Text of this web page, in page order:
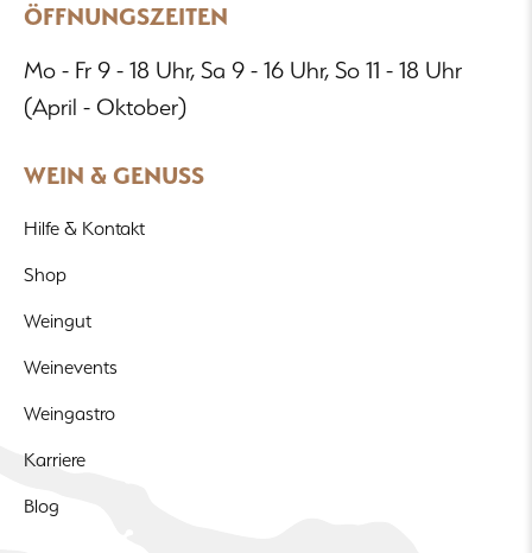
ÖFFNUNGSZEITEN
Mo - Fr 9 - 18 Uhr, Sa 9 - 16 Uhr, So 11 - 18 Uhr
(April - Oktober)
WEIN & GENUSS
Hilfe & Kontakt
Shop
Weingut
Weinevents
Weingastro
Karriere
Blog